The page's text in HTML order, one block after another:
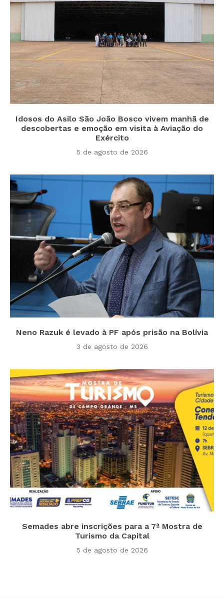
Idosos do Asilo São João Bosco vivem manhã de
descobertas e emoção em visita à Aviação do
Exército
5 de agosto de 2026
Neno Razuk é levado à PF após prisão na Bolívia
3 de agosto de 2026
Semades abre inscrições para a 7ª Mostra de
Turismo da Capital
5 de agosto de 2026